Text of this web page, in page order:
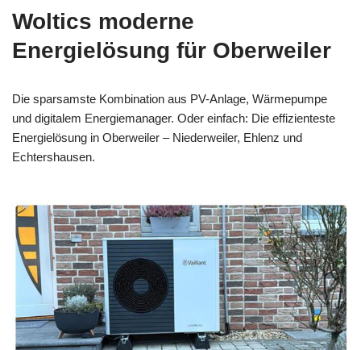
Woltics moderne
Energielösung für Oberweiler
Die sparsamste Kombination aus PV-Anlage, Wärmepumpe
und digitalem Energiemanager. Oder einfach: Die effizienteste
Energielösung in Oberweiler – Niederweiler, Ehlenz und
Echtershausen.